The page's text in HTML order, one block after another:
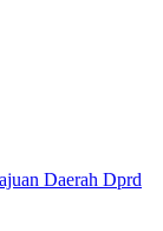
Daerah Dprd